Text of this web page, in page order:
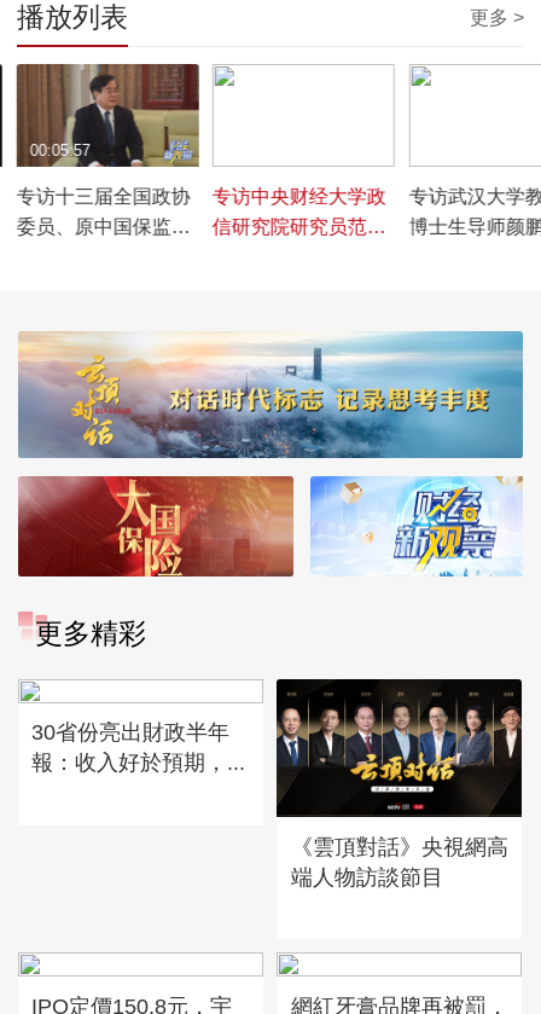
播放列表 更多 >
专访十三届全国政协
委员、原中国保监会
00:05:57
专访中央财经大学政
信研究院研究员范娟
专访武汉大学
博士生导师颜
更多精彩
30省份亮出財政半年
報：收入好於預期，...
《雲頂對話》央視網高
端人物訪談節目
IPO定價150.8元，宇 網紅牙膏品牌再被罰，